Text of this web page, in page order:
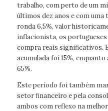
trabalho, com perto de um
últimos dez anos e com uma
ronda 6,5%, valor
inflacionista, os
compra reais significativos.
acumulada foi 15%,
65%.
Este período foi também
setor financeiro e pela
ambos com reflexo na